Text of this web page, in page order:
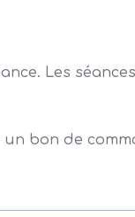
Les
bon de